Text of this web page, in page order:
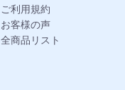
ご利用規約
お客様の声
全商品リスト